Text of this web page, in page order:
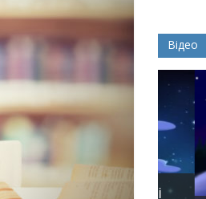
Відео
колискові